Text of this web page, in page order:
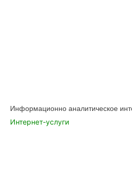
Информационно аналитическое
Интернет-услуги